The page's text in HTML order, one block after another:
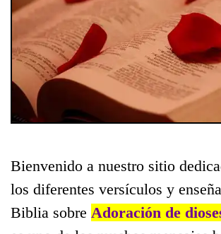
Bienvenido a nuestro sitio
los diferentes versículos y
Biblia sobre Adoración de